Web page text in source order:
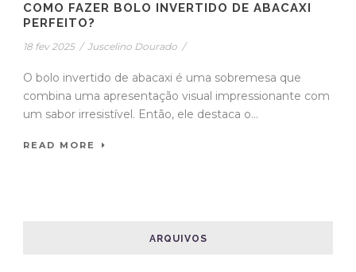
COMO FAZER BOLO INVERTIDO DE ABACAXI
PERFEITO?
18 fev 2025 / Juscelino Dourado /
O bolo invertido de abacaxi é uma sobremesa que
combina uma apresentação visual impressionante com
um sabor irresistível. Então, ele destaca o...
READ MORE
ARQUIVOS